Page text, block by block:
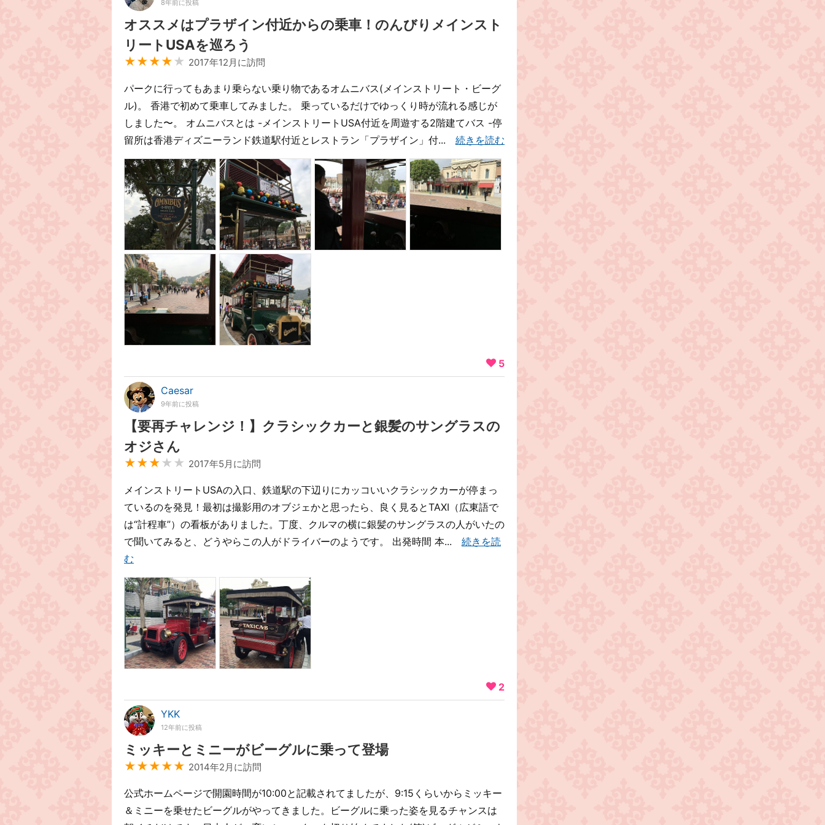
8年前に投稿
オススメはプラザイン付近からの乗車！のんびりメインスト
リートUSAを巡ろう
★★★★ ★ 2017年12月に訪問
パークに行ってもあまり乗らない乗り物であるオムニバス(メインストリート・ビーグ
ル)。 香港で初めて乗車してみました。 乗っているだけでゆっくり時が流れる感じが
しました〜。 オムニバスとは -メインストリートUSA付近を周遊する2階建てバス -停
留所は香港ディズニーランド鉄道駅付近とレストラン「プラザイン」付... 続きを読む
5
Caesar
9年前に投稿
【要再チャレンジ！】クラシックカーと銀髪のサングラスの
オジさん
★★★ ★★ 2017年5月に訪問
メインストリートUSAの入口、鉄道駅の下辺りにカッコいいクラシックカーが停まっ
ているのを発見！最初は撮影用のオブジェかと思ったら、良く見るとTAXI（広東語で
は“計程車”）の看板がありました。丁度、クルマの横に銀髪のサングラスの人がいたの
で聞いてみると、どうやらこの人がドライバーのようです。 出発時間 本... 続きを読
む
2
YKK
12年前に投稿
ミッキーとミニーがビーグルに乗って登場
★★★★★ 2014年2月に訪問
公式ホームページで開園時間が10:00と記載されてましたが、9:15くらいからミッキー
＆ミニーを乗せたビーグルがやってきました。ビーグルに乗った姿を見るチャンスは